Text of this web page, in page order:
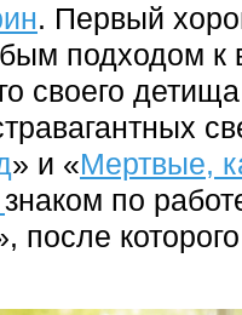
. Первый
подходом к
своего
» и «Мертвые,
знаком по
после